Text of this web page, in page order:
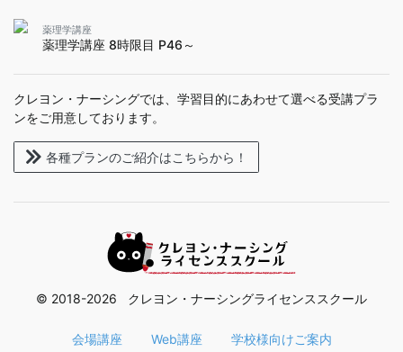
薬理学講座
薬理学講座 8時限目 P46～
クレヨン・ナーシングでは、学習目的にあわせて選べる受講プラ
ンをご用意しております。
各種プランのご紹介はこちらから！
© 2018-2026 クレヨン・ナーシングライセンススクール
会場講座 Web講座 学校様向けご案内